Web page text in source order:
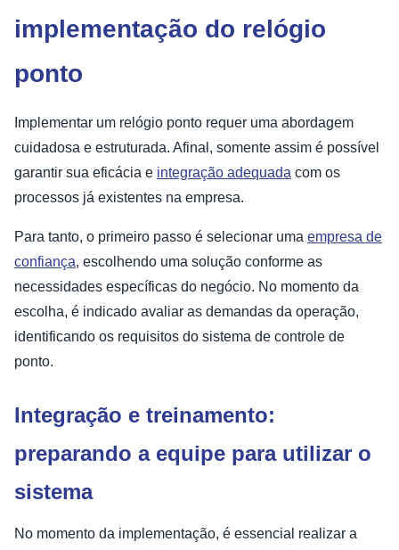
implementação do relógio
ponto
Implementar um relógio ponto requer uma abordagem
cuidadosa e estruturada. Afinal, somente assim é possível
garantir sua eficácia e integração adequada com os
processos já existentes na empresa.
Para tanto, o primeiro passo é selecionar uma empresa de
confiança, escolhendo uma solução conforme as
necessidades específicas do negócio. No momento da
escolha, é indicado avaliar as demandas da operação,
identificando os requisitos do sistema de controle de
ponto.
Integração e treinamento:
preparando a equipe para utilizar o
sistema
No momento da implementação, é essencial realizar a